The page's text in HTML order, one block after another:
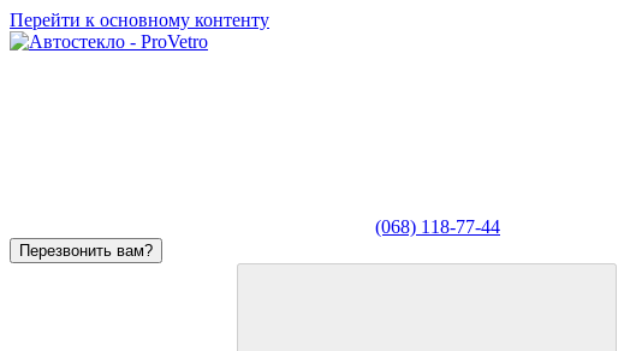
Перейти к основному контенту
(068) 118-77-44
Перезвонить вам?